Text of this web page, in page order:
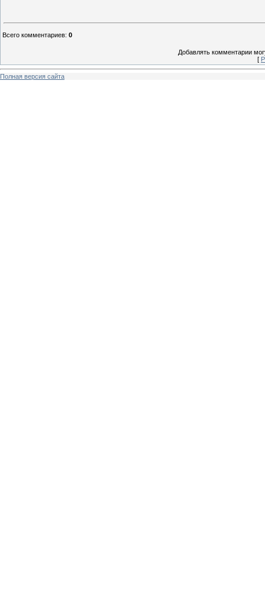
Всего комментариев: 0
Добавлять комментарии
[
Полная версия сайта